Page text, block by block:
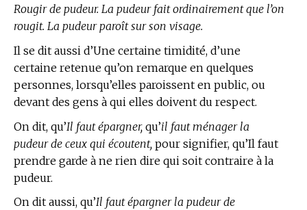
Rougir de pudeur. La pudeur fait ordinairement que l’on
rougit. La pudeur paroît sur son visage.
Il se dit aussi d’Une certaine timidité, d’une
certaine retenue qu’on remarque en quelques
personnes, lorsqu’elles paroissent en public, ou
devant des gens à qui elles doivent du respect.
On dit, qu’Il faut épargner, qu’il faut ménager la
pudeur de ceux qui écoutent, pour signifier, qu’Il faut
prendre garde à ne rien dire qui soit contraire à la
pudeur.
On dit aussi, qu’Il faut épargner la pudeur de